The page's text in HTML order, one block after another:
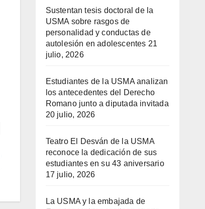
Sustentan tesis doctoral de la
USMA sobre rasgos de
personalidad y conductas de
autolesión en adolescentes 21
julio, 2026
Estudiantes de la USMA analizan
los antecedentes del Derecho
Romano junto a diputada invitada
20 julio, 2026
Teatro El Desván de la USMA
reconoce la dedicación de sus
estudiantes en su 43 aniversario
17 julio, 2026
La USMA y la embajada de